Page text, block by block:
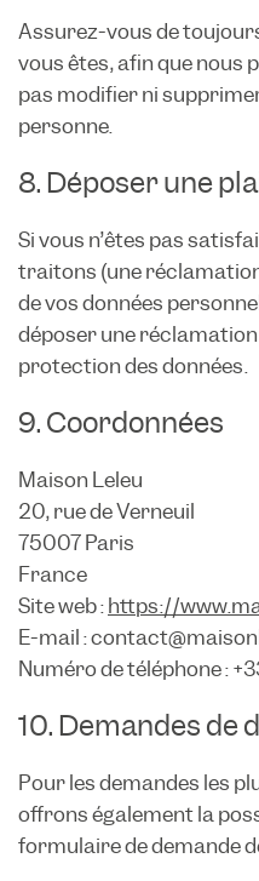
Assurez-vous de
vous êtes, afin que nous
pas modifier ni
personne.
8. Déposer une
Si vous n’êtes pas
traitons (une
de vos données
déposer une
protection des données.
9. Coordonnées
Maison Leleu
20, rue de Verneuil
75007 Paris
France
Site web : https://
E-mail :contact@
Numéro de téléphone :
10. Demandes de
Pour les demandes les
offrons également la
formulaire de demande